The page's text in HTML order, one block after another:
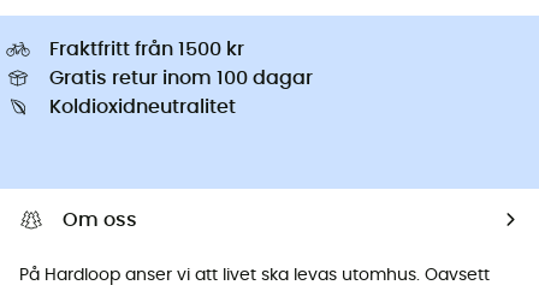
Fraktfritt från 1500 kr
Gratis retur inom 100 dagar
Koldioxidneutralitet
Om oss
På Hardloop anser vi att livet ska levas utomhus. Oavsett